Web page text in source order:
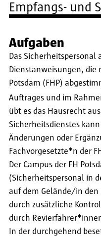
Empfangs- und
Aufgaben
Das Sicherheitspersonal
Dienstanweisungen, die
Potsdam (FHP)
Auftrages und im
übt es das Hausrecht
Sicherheitsdienstes
Änderungen oder
Fachvorgesetzte*n der
Der Campus der FH
(Sicherheitspersonal in
auf dem Gelände/in den
durch zusätzliche
durch
In der durchgehend